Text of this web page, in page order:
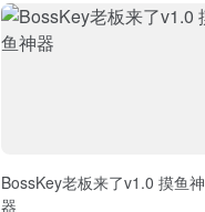
BossKey老板来了v1.0 摸鱼神
器